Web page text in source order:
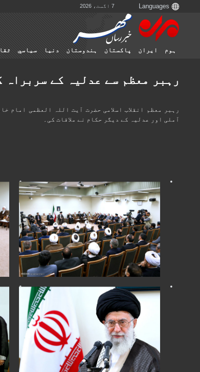
7 اگست، 2026
ہوم ایران پاکستان ہندوستان دنیا سياسي
رہبر معظم سے عدلیہ کے سربراہ
رہبر معظم انقلاب اسلامی حضرت آیت اللہ العظمی امام
آملی اور عدلیہ کے دیگر حکام نے ملاقات کی۔